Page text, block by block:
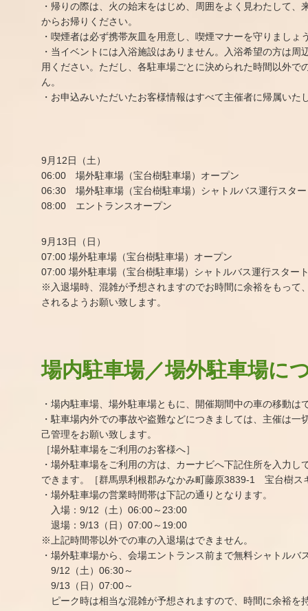
・帰りの際は、火の始末をはじめ、周囲をよく見わたして、
からお帰りください。
・喫煙者は必ず携帯灰皿を用意し、喫煙マナーを守りましょ
・当イベントには入浴施設はありません。入浴希望の方は周
用ください。ただし、各駐車場ごとに決められた時間以外で
ん。
・お申込みいただいたお客様情報はすべて主催者に帰属いた
9月12日（土）
06:00 場外駐車場（宝台樹駐車場）オープン
06:30 場外駐車場（宝台樹駐車場）シャトルバス運行スタ
08:00 エントランスオープン
9月13日（日）
07:00 場外駐車場（宝台樹駐車場）オープン
07:00 場外駐車場（宝台樹駐車場）シャトルバス運行スター
※入退場時、混雑が予想されますのでお時間に余裕をもって
されるようお願い致します。
場内駐車場／場外駐車場に
・場内駐車場、場外駐車場ともに、開催期間中の車の移動は
・駐車場内外での事故や盗難などにつきましては、主催は一
己管理をお願い致します。
［場外駐車場をご利用のお客様へ］
・場外駐車場をご利用の方は、カーナビへ下記住所を入力し
できます。［群馬県利根郡みなかみ町藤原3839-1 宝台樹ス
・場外駐車場の営業時間帯は下記の通りとなります。
入場：9/12（土）06:00～23:00
退場：9/13（日）07:00～19:00
※上記時間帯以外での車の入退場はできません。
・場外駐車場から、会場エントランス前まで無料シャトルバ
9/12（土）06:30～
9/13（日）07:00～
ピーク時は相当な混雑が予想されますので、時間に余裕を